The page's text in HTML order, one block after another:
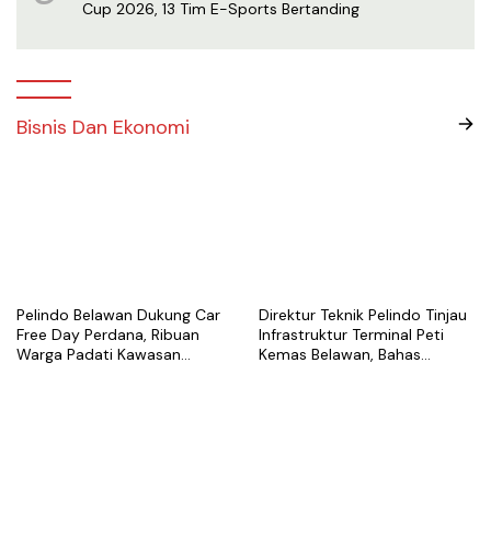
Cup 2026, 13 Tim E-Sports Bertanding
Bisnis Dan Ekonomi
Pelindo Belawan Dukung Car
Free Day Perdana, Ribuan
Warga Padati Kawasan
Direktur Teknik Pelindo Tinjau
Infrastruktur Terminal Peti
Kemas Belawan, Bahas